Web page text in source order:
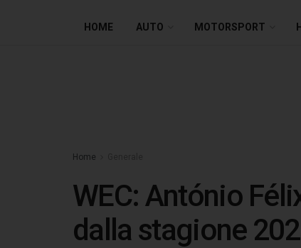
HOME AUTO MOTORSPORT
Home
WEC: António
dalla stagione